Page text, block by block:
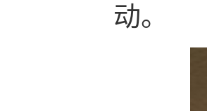
动。